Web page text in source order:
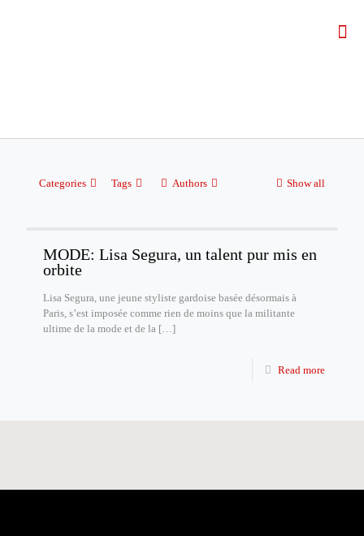
Categories Tags Authors Show all
MODE: Lisa Segura, un talent pur mis en
orbite
Lisa Segura, une jeune styliste gardoise basée désormais à
Paris, s’est imposée comme rien de moins que la militante
ultime de la mode et de la […]
Read more